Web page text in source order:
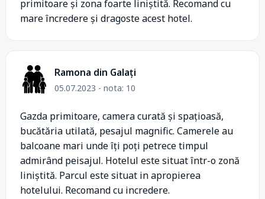
primitoare și zona foarte liniștită. Recomand cu
mare încredere și dragoste acest hotel.
Ramona din Galați
05.07.2023 - nota: 10
Gazda primitoare, camera curată și spațioasă,
bucătăria utilată, pesajul magnific. Camerele au
balcoane mari unde îți poți petrece timpul
admirând peisajul. Hotelul este situat într-o zonă
liniștită. Parcul este situat in apropierea
hotelului. Recomand cu incredere.